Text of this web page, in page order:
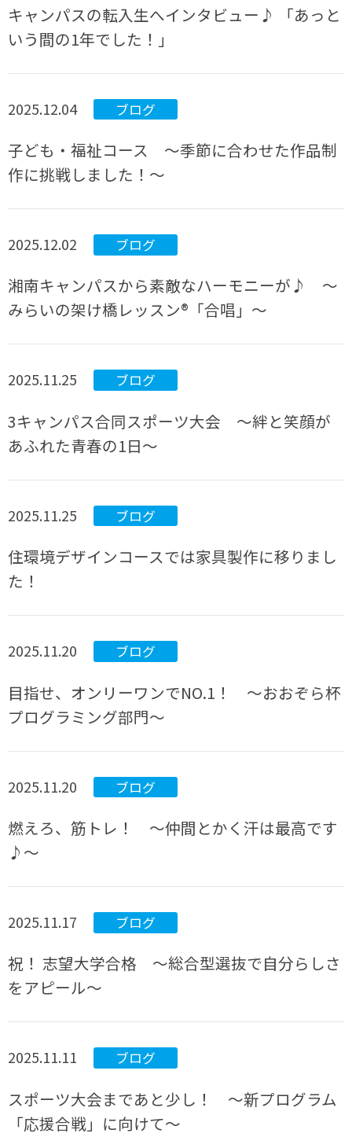
キャンパスの転入生へインタビュー♪ 「あっと
いう間の1年でした！」
2025.12.04 ブログ
子ども・福祉コース ～季節に合わせた作品制
作に挑戦しました！～
2025.12.02 ブログ
湘南キャンパスから素敵なハーモニーが♪ ～
みらいの架け橋レッスン®「合唱」～
2025.11.25 ブログ
3キャンパス合同スポーツ大会 〜絆と笑顔が
あふれた青春の1日〜
2025.11.25 ブログ
住環境デザインコースでは家具製作に移りまし
た！
2025.11.20 ブログ
目指せ、オンリーワンでNO.1！ ～おおぞら杯
プログラミング部門～
2025.11.20 ブログ
燃えろ、筋トレ！ ～仲間とかく汗は最高です
♪～
2025.11.17 ブログ
祝！ 志望大学合格 ～総合型選抜で自分らしさ
をアピール～
2025.11.11 ブログ
スポーツ大会まであと少し！ ～新プログラム
「応援合戦」に向けて～